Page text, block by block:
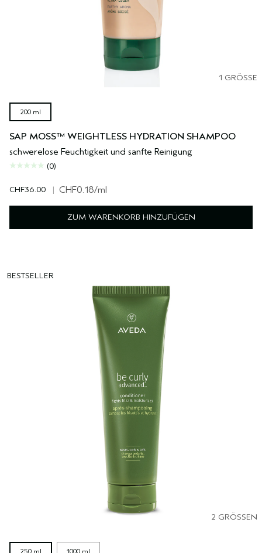
1 GRÖSSE
200 ml
SAP MOSS™ WEIGHTLESS HYDRATION SHAMPOO
schwerelose Feuchtigkeit und sanfte Reinigung
(0)
CHF36.00 | CHF0.18/ml
ZUM WARENKORB HINZUFÜGEN
BESTSELLER
2 GRÖSSEN
250 ml 1000 ml